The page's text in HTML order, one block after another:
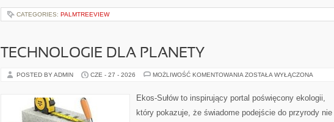
CATEGORIES: PALMTREEVIEW
TECHNOLOGIE DLA PLANETY
POSTED BY ADMIN CZE - 27 - 2026 MOŻLIWOŚĆ KOMENTOWANIA TECHNOLOGIE
ZOSTAŁA WYŁĄCZONA
Ekos-Sułów to inspirujący portal poświęcony ekologii,
który pokazuje, że świadome podejście do przyrody nie